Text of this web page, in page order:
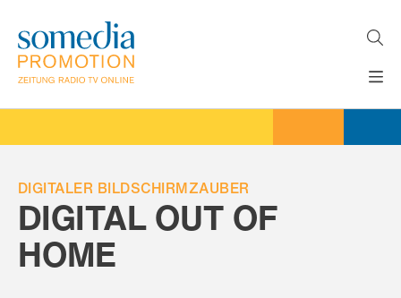
zum
Inhalt
H
U
WERBEFORMATE
DIGITALER BILDSCHIRMZAUBER
DIGITAL OUT OF
HOME